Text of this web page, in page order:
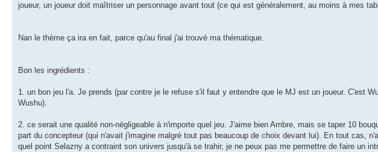
joueur, un joueur doit maîtriser un personnage avant tout (ce qui est généralement, au moins à mes
Nan le thème ça ira en fait, parce qu'au final j'ai trouvé ma thématique.
Bon les ingrédients :
1. un bon jeu l'a. Je prends (par contre je le refuse s'il faut y entendre que le MJ est un joueur. C'est
Wushu).
2. ce serait une qualité non-négligeable à n'importe quel jeu. J'aime bien Ambre, mais se taper 10
part du concepteur (qui n'avait j'imagine malgré tout pas beaucoup de choix devant lui). En tout cas,
quel point Selazny a contraint son univers jusqu'à se trahir, je ne peux pas me permettre de faire un